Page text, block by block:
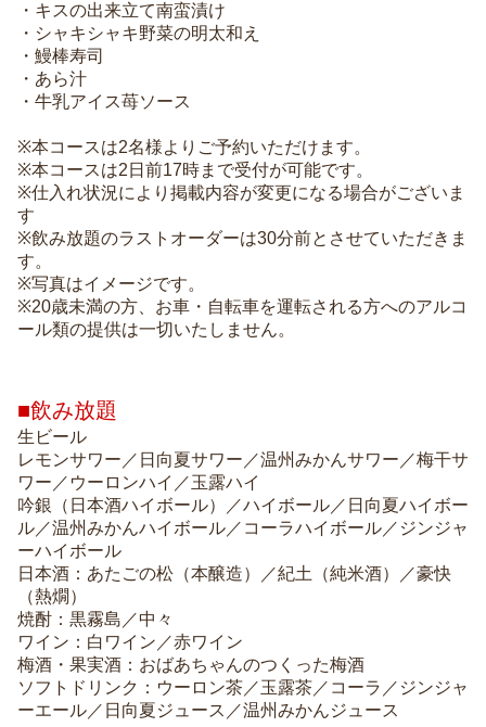
・キスの出来立て南蛮漬け
・シャキシャキ野菜の明太和え
・鰻棒寿司
・あら汁
・牛乳アイス苺ソース
※本コースは2名様よりご予約いただけます。
※本コースは2日前17時まで受付が可能です。
※仕入れ状況により掲載内容が変更になる場合がございま
す
※飲み放題のラストオーダーは30分前とさせていただきま
す。
※写真はイメージです。
※20歳未満の方、お車・自転車を運転される方へのアルコ
ール類の提供は一切いたしません。
■飲み放題
生ビール
レモンサワー／日向夏サワー／温州みかんサワー／梅干サ
ワー／ウーロンハイ／玉露ハイ
吟銀（日本酒ハイボール）／ハイボール／日向夏ハイボー
ル／温州みかんハイボール／コーラハイボール／ジンジャ
ーハイボール
日本酒：あたごの松（本醸造）／紀土（純米酒）／豪快
（熱燗）
焼酎：黒霧島／中々
ワイン：白ワイン／赤ワイン
梅酒・果実酒：おばあちゃんのつくった梅酒
ソフトドリンク：ウーロン茶／玉露茶／コーラ／ジンジャ
ーエール／日向夏ジュース／温州みかんジュース